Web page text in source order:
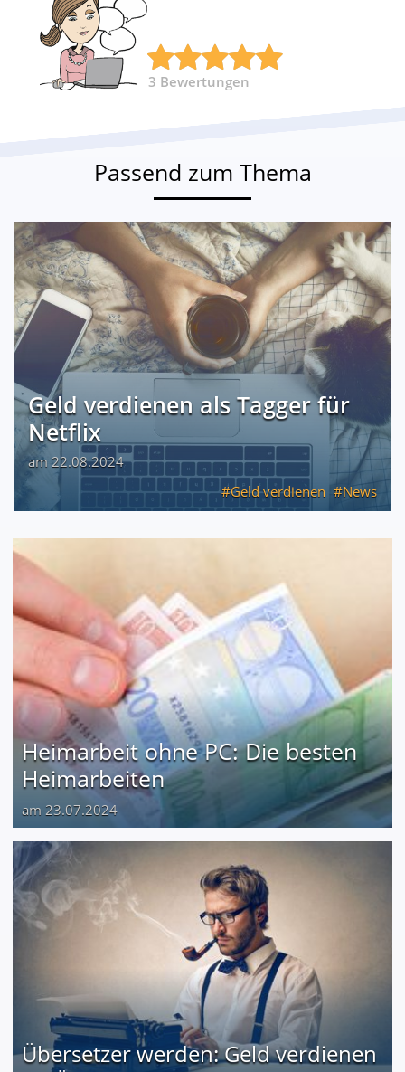
3 Bewertungen
Passend zum Thema
Geld verdienen als Tagger für
Netflix
am 22.08.2024
Geld verdienen
News
Heimarbeit ohne PC: Die besten
Heimarbeiten
am 23.07.2024
Übersetzer werden: Geld verdienen